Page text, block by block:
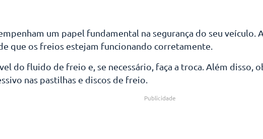
um papel fundamental na segurança do seu veículo.
que os freios estejam funcionando corretamente.
do fluido de freio e, se necessário, faça a troca. Além disso,
nas pastilhas e discos de freio.
Publicidade